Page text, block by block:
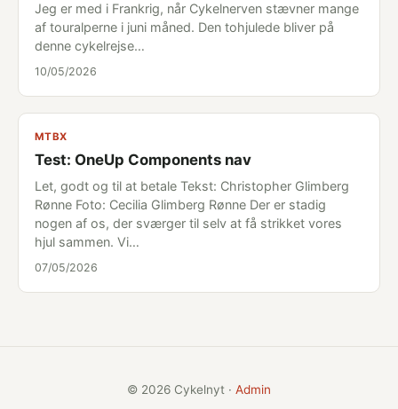
Jeg er med i Frankrig, når Cykelnerven stævner mange
af touralperne i juni måned. Den tohjulede bliver på
denne cykelrejse…
10/05/2026
MTBX
Test: OneUp Components nav
Let, godt og til at betale Tekst: Christopher Glimberg
Rønne Foto: Cecilia Glimberg Rønne Der er stadig
nogen af os, der sværger til selv at få strikket vores
hjul sammen. Vi…
07/05/2026
© 2026 Cykelnyt · Admin